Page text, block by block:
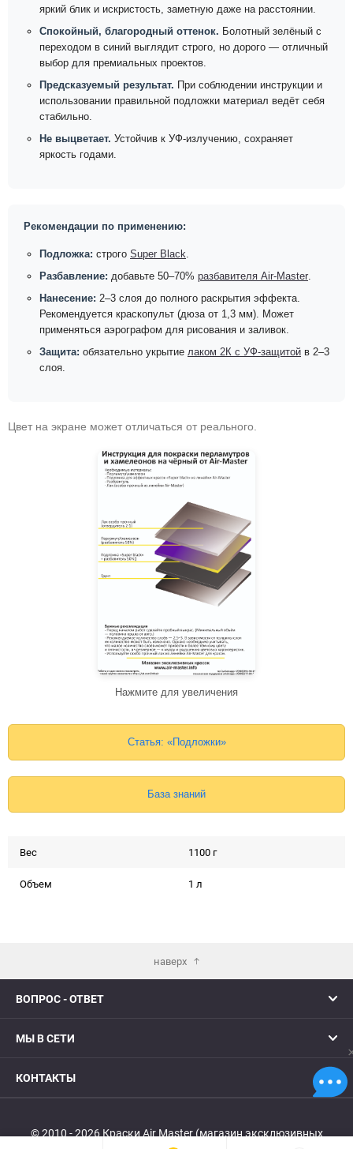
яркий блик и искристость, заметную даже на расстоянии.
Спокойный, благородный оттенок. Болотный зелёный с
переходом в синий выглядит строго, но дорого — отличный
выбор для премиальных проектов.
Предсказуемый результат. При соблюдении инструкции и
использовании правильной подложки материал ведёт себя
стабильно.
Не выцветает. Устойчив к УФ-излучению, сохраняет
яркость годами.
Рекомендации по применению:
Подложка: строго Super Black.
Разбавление: добавьте 50–70% разбавителя Air-Master.
Нанесение: 2–3 слоя до полного раскрытия эффекта.
Рекомендуется краскопульт (дюза от 1,3 мм). Может
применяться аэрографом для рисования и заливок.
Защита: обязательно укрытие лаком 2К с УФ-защитой в 2–3
слоя.
Цвет на экране может отличаться от реального.
Нажмите для увеличения
Статья: «Подложки»
База знаний
Вес 1100 г
Объем 1 л
наверх
ВОПРОС - ОТВЕТ
МЫ В СЕТИ
КОНТАКТЫ
© 2010 - 2026 Краски Air Master (магазин эксклюзивных